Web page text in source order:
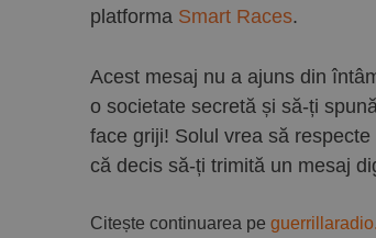
platforma Smart Races.
Acest mesaj nu a ajuns din
o societate secretă și să-ți
face griji! Solul vrea să
că decis să-ți trimită un mesaj
Citește continuarea pe